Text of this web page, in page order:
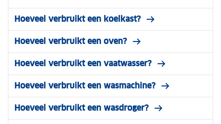
Hoeveel verbruikt een koelkast?
Hoeveel verbruikt een oven?
Hoeveel verbruikt een vaatwasser?
Hoeveel verbruikt een wasmachine?
Hoeveel verbruikt een wasdroger?